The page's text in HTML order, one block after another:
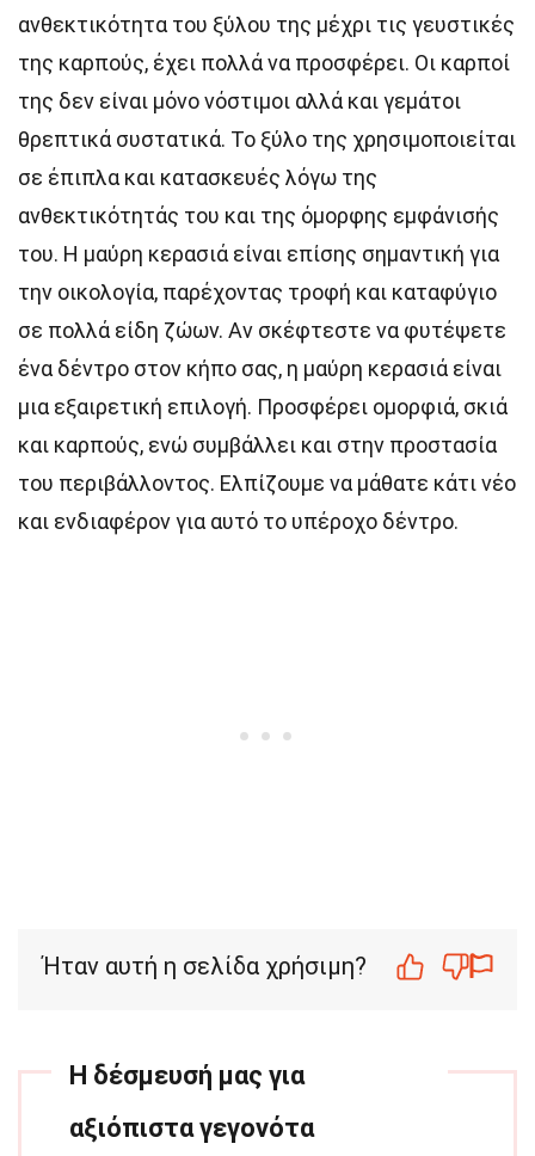
ανθεκτικότητα του ξύλου της μέχρι τις γευστικές
της καρπούς, έχει πολλά να προσφέρει. Οι καρποί
της δεν είναι μόνο νόστιμοι αλλά και γεμάτοι
θρεπτικά συστατικά. Το ξύλο της χρησιμοποιείται
σε έπιπλα και κατασκευές λόγω της
ανθεκτικότητάς του και της όμορφης εμφάνισής
του. Η μαύρη κερασιά είναι επίσης σημαντική για
την οικολογία, παρέχοντας τροφή και καταφύγιο
σε πολλά είδη ζώων. Αν σκέφτεστε να φυτέψετε
ένα δέντρο στον κήπο σας, η μαύρη κερασιά είναι
μια εξαιρετική επιλογή. Προσφέρει ομορφιά, σκιά
και καρπούς, ενώ συμβάλλει και στην προστασία
του περιβάλλοντος. Ελπίζουμε να μάθατε κάτι νέο
και ενδιαφέρον για αυτό το υπέροχο δέντρο.
Ήταν αυτή η σελίδα χρήσιμη?
Η δέσμευσή μας για
αξιόπιστα γεγονότα